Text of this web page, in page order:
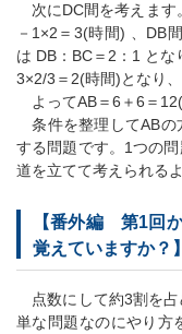
次にDC間を考えます
－1×2＝3(時間) 、DB
は DB：BC＝2：1 とな
3×2/3＝2(時間)となり
よってAB＝6＋6＝
条件を整理してABの
する問題です。1つの
道を立てて考えられる
【番外編 第1回
覚えていますか？】
点数にして約3割を占
単な問題なのにやり方